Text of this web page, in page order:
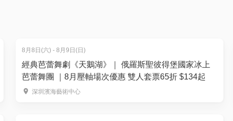
8月8日(六) - 8月9日(日)
經典芭蕾舞劇《天鵝湖》｜ 俄羅斯聖彼得堡國家冰上
芭蕾舞團 ｜8月壓軸場次優惠 雙人套票65折 $134起
深圳濱海藝術中心